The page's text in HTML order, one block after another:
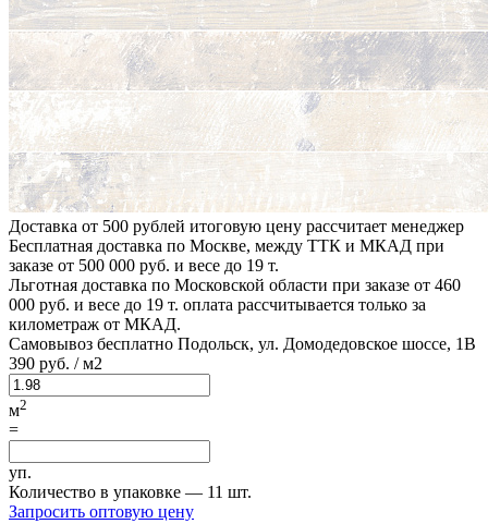
Доставка от 500 рублей итоговую цену рассчитает менеджер
Бесплатная доставка по Москве, между ТТК и МКАД при
заказе от 500 000 руб. и весе до 19 т.
Льготная доставка по Московской области при заказе от 460
000 руб. и весе до 19 т. оплата рассчитывается только за
километраж от МКАД.
Самовывоз бесплатно Подольск, ул. Домодедовское шоссе, 1В
390 руб. / м2
м2
=
уп.
Количество в упаковке — 11 шт.
Запросить оптовую цену